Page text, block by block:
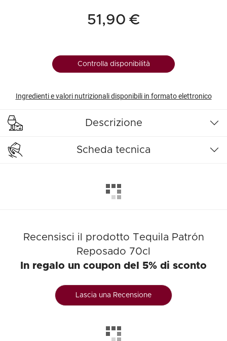
51,90 €
Controlla disponibilità
Ingredienti e valori nutrizionali disponibili in formato elettronico
Descrizione
Scheda tecnica
Recensisci il prodotto Tequila Patrón
Reposado 70cl
In regalo un coupon del 5% di sconto
Lascia una Recensione